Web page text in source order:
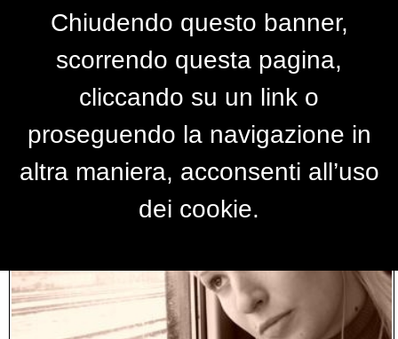
RISULTATI RICERCA
Chiudendo questo banner,
scorrendo questa pagina,
cliccando su un link o
proseguendo la navigazione in
altra maniera, acconsenti all’uso
dei cookie.